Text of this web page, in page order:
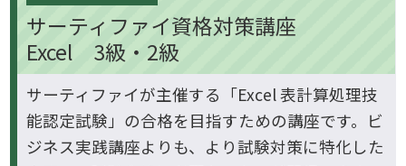
サーティファイ資格対策講座
Excel 3級・2級
サーティファイが主催する「Excel 表計算処理技
能認定試験」の合格を目指すための講座です。ビ
ジネス実践講座よりも、より試験対策に特化した